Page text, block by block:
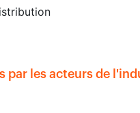
par les acteurs de